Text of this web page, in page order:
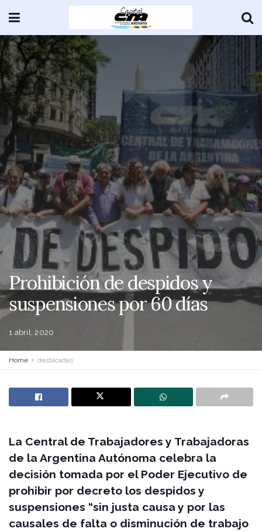
Prohibición de despidos y
suspensiones por 60 días
1 abril, 2020
Home destacadas
La Central de Trabajadores y Trabajadoras
de la Argentina Autónoma celebra la
decisión tomada por el Poder Ejecutivo de
prohibir por decreto los despidos y
suspensiones “sin justa causa y por las
causales de falta o disminución de trabajo